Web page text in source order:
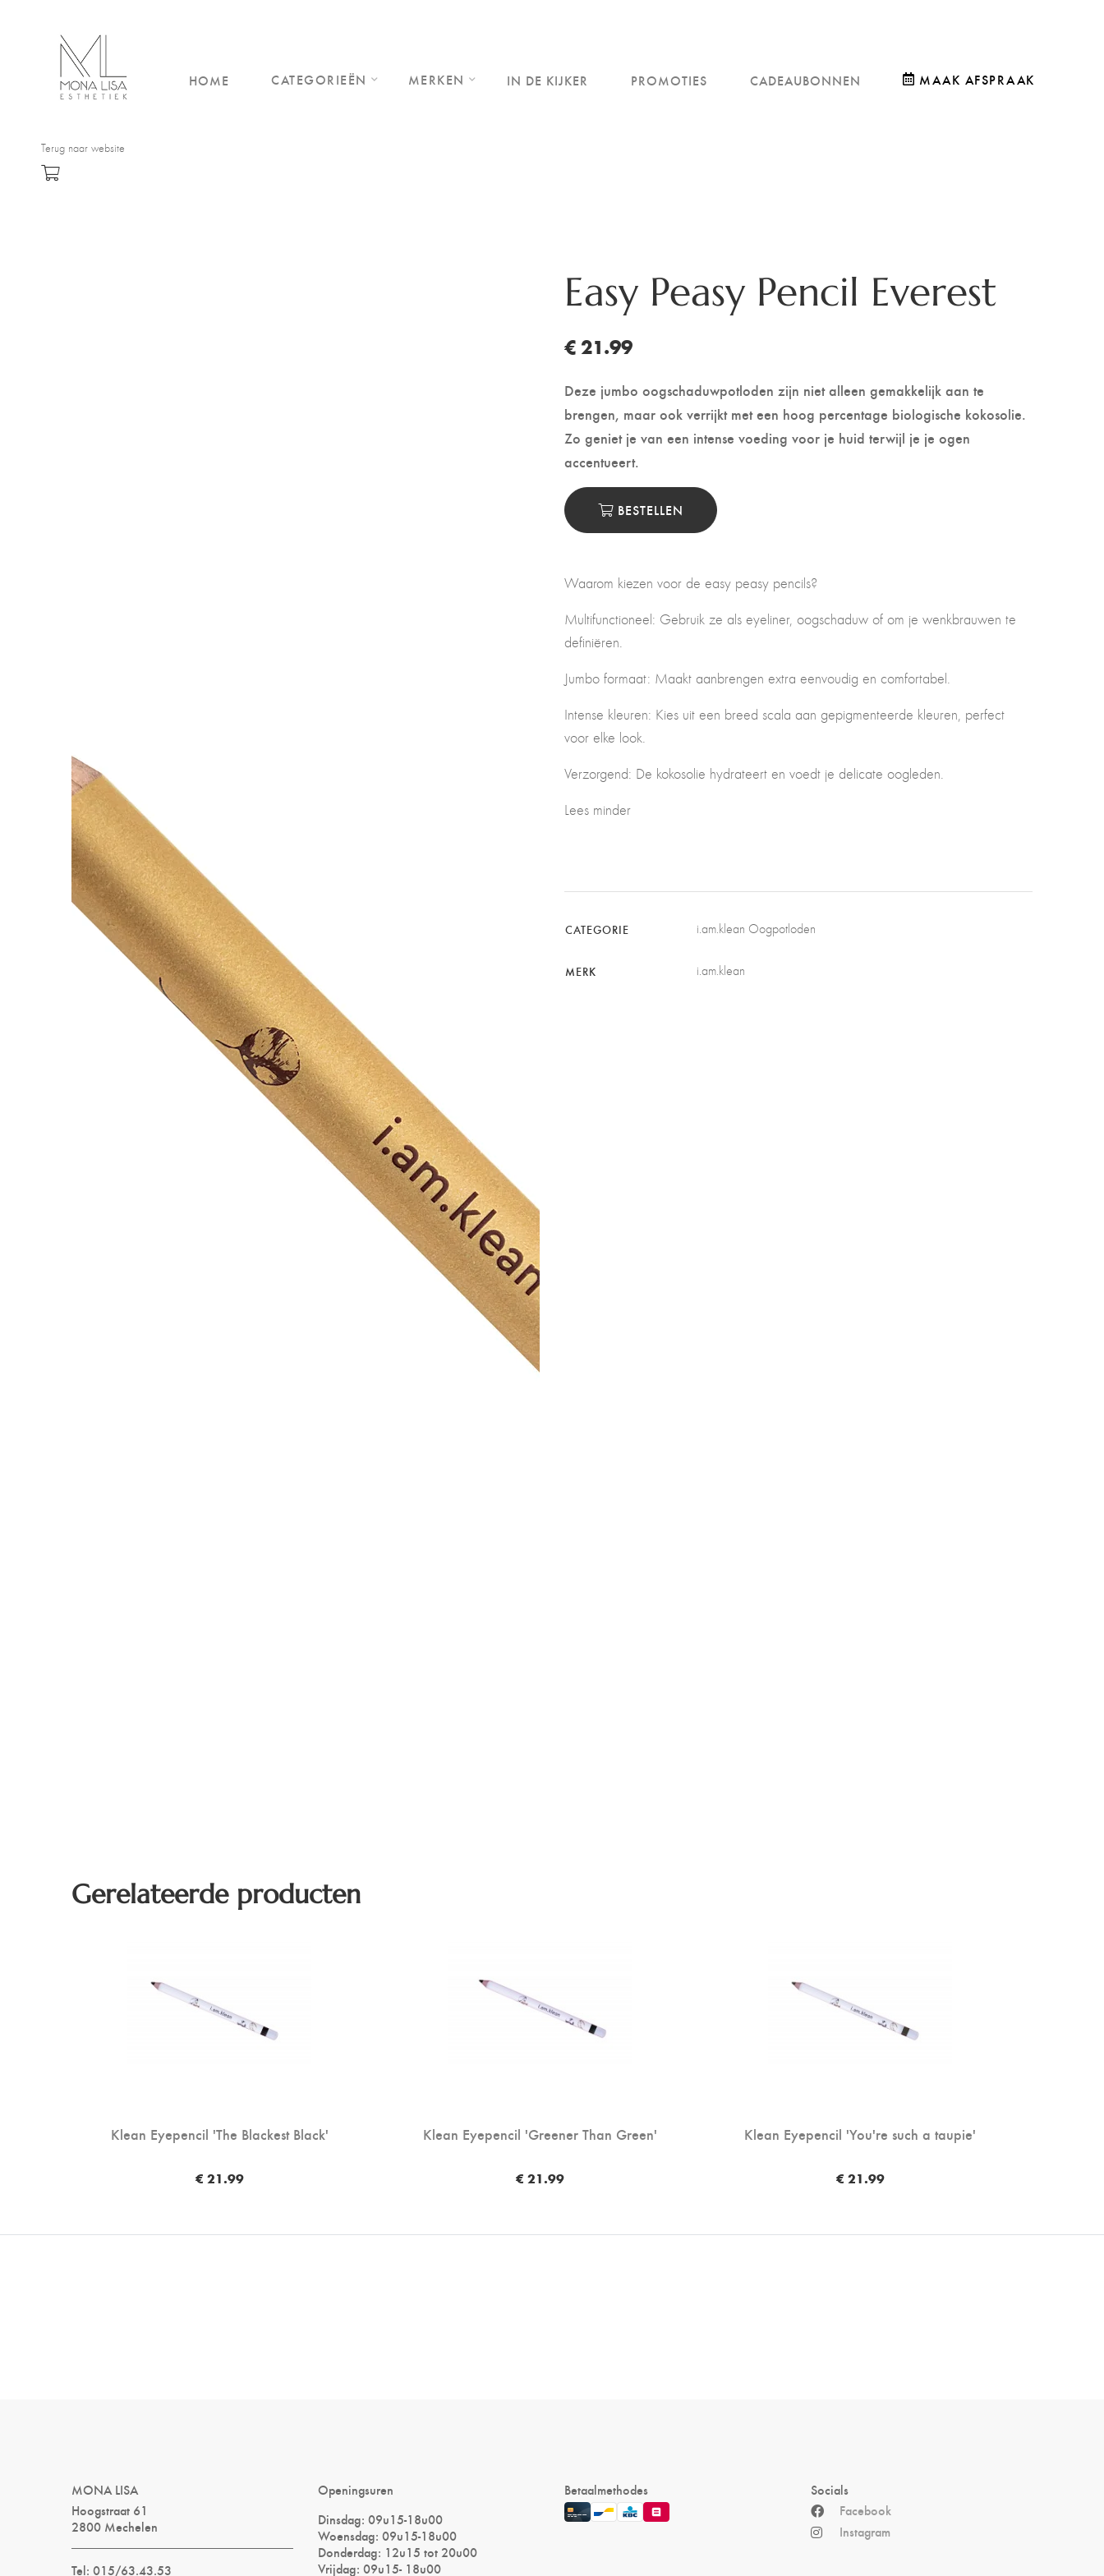
Terug naar website
HOME CATEGORIEËN MERKEN IN DE KIJKER PROMOTIES CADEAUBONNEN MAAK AFSPRAAK
Easy Peasy Pencil Everest
€ 21.99
Deze jumbo oogschaduwpotloden zijn niet alleen gemakkelijk aan te
brengen, maar ook verrijkt met een hoog percentage biologische kokosolie.
Zo geniet je van een intense voeding voor je huid terwijl je je ogen
accentueert.
BESTELLEN
Waarom kiezen voor de easy peasy pencils?
Multifunctioneel: Gebruik ze als eyeliner, oogschaduw of om je wenkbrauwen te
definiëren.
Jumbo formaat: Maakt aanbrengen extra eenvoudig en comfortabel.
Intense kleuren: Kies uit een breed scala aan gepigmenteerde kleuren, perfect
voor elke look.
Verzorgend: De kokosolie hydrateert en voedt je delicate oogleden.
Lees minder
CATEGORIE i.am.klean Oogpotloden
MERK i.am.klean
Gerelateerde producten
Klean Eyepencil 'The Blackest Black'
€ 21.99
Klean Eyepencil 'Greener Than Green'
€ 21.99
Klean Eyepencil 'You're such a taupie'
€ 21.99
MONA LISA
Hoogstraat 61
2800 Mechelen
Tel: 015/63.43.53
Openingsuren
Dinsdag: 09u15-18u00
Woensdag: 09u15-18u00
Donderdag: 12u15 tot 20u00
Vrijdag: 09u15- 18u00
Betaalmethodes
Socials
Facebook
Instagram